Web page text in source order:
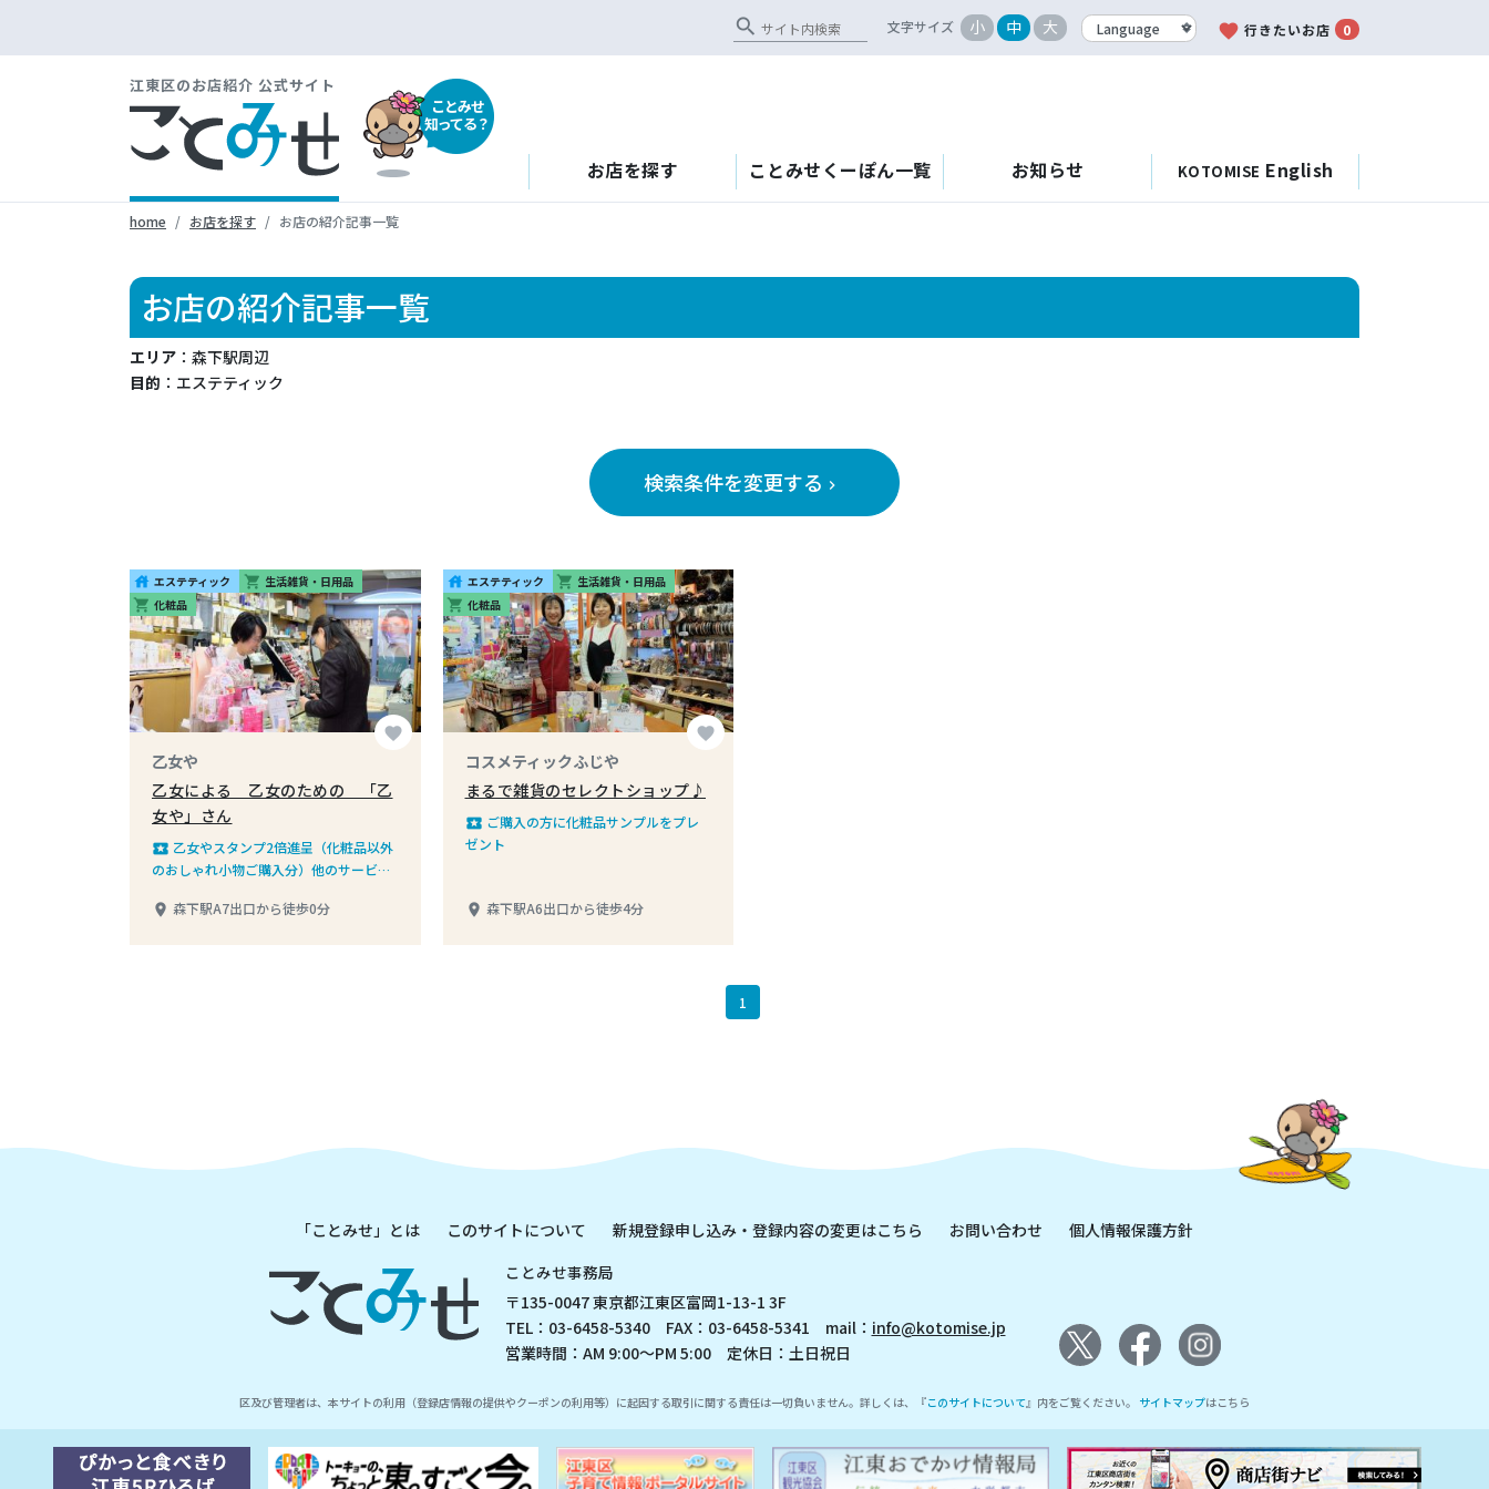
search 文字サイズ 小 中 大 favorite 行きたいお店 0
江東区のお店紹介 公式サイト
ことみせ
知ってる？
お店を探す ことみせくーぽん一覧 お知らせ KOTOMISE English
home お店を探す お店の紹介記事一覧
お店の紹介記事一覧
エリア ：森下駅周辺
目的 ：エステティック
検索条件を変更する keyboard_arrow_right
house エステティック shopping_cart 生活雑貨・日用品
shopping_cart 化粧品
favorite
乙女や
乙女による 乙女のための 「乙
女や」さん
local_play 乙女やスタンプ2倍進呈（化粧品以外
のおしゃれ小物ご購入分）他のサービス
place 森下駅A7出口から徒歩0分
house エステティック shopping_cart 生活雑貨・日用品
shopping_cart 化粧品
favorite
コスメティックふじや
まるで雑貨のセレクトショップ♪
local_play ご購入の方に化粧品サンプルをプレ
ゼント
place 森下駅A6出口から徒歩4分
1
「ことみせ」とは このサイトについて 新規登録申し込み・登録内容の変更はこちら お問い合わせ
個人情報保護方針
ことみせ事務局
〒135-0047 東京都江東区富岡1-13-1 3F
TEL：03-6458-5340 FAX：03-6458-5341 mail： info@kotomise.jp
営業時間：AM 9:00～PM 5:00 定休日：土日祝日
区及び管理者は、本サイトの利用（登録店情報の提供やクーポンの利用等）に起因する取引に関する責任は一切負いません。詳しくは、『このサイトについて』内をご覧ください。 サイトマップはこちら